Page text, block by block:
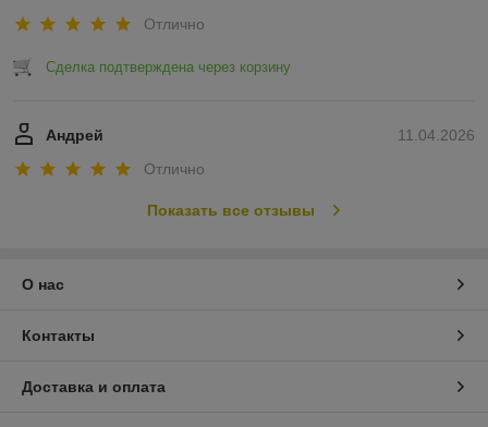
Отлично
Сделка подтверждена через корзину
11.04.2026
Андрей
Отлично
Показать все отзывы
О нас
Контакты
Доставка и оплата